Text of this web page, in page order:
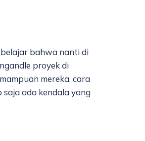
bahwa nanti di
proyek di
mereka, cara
ada kendala yang